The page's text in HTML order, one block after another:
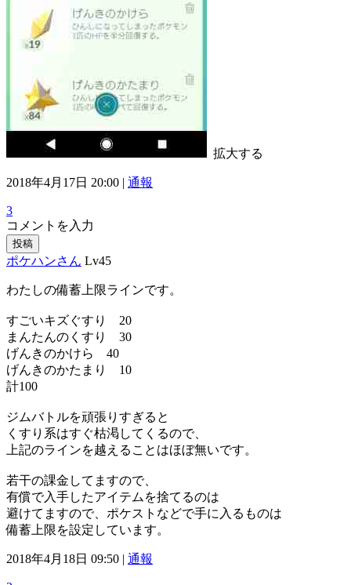
拡大する
2018年4月17日 20:00 | 通報
3
コメントを入力
投稿
ポケハンさん Lv45
わたしの備蓄上限ラインです。
すごいキズぐすり 20
まんたんのくすり 30
げんきのかけら 40
げんきのかたまり 10
計100
ジムバトルを頑張りすぎると
くすり系はすぐ枯渇してくるので、
上記のラインを越えることはほぼ無いです。
若干の課金してますので、
有償で入手したアイテムを捨てるのは
避けてますので、ポケストなどで手に入るものは
備蓄上限を設定しています。
2018年4月18日 09:50 | 通報